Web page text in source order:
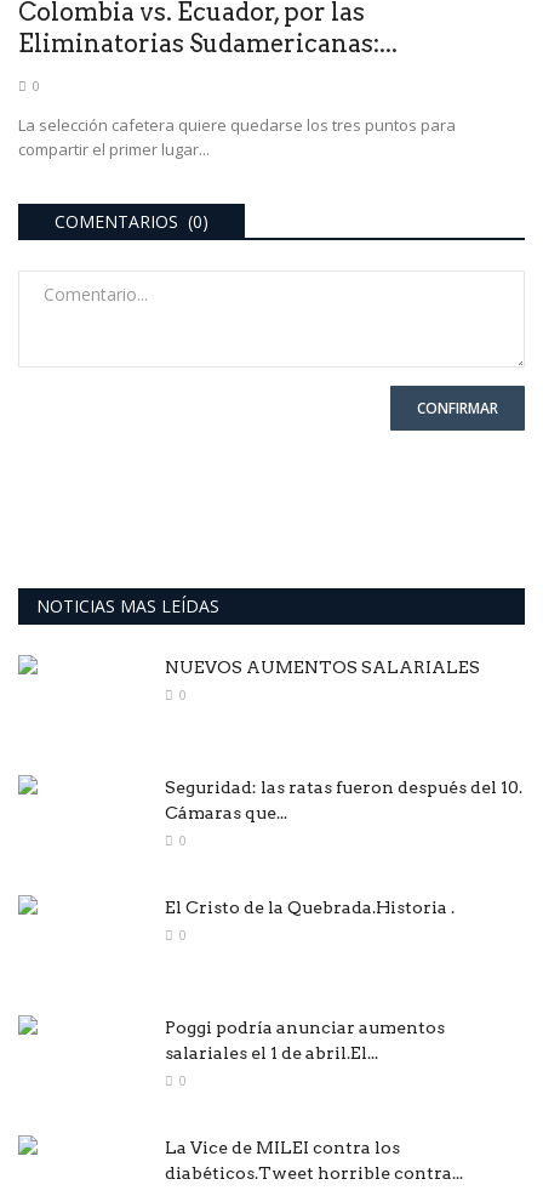
Colombia vs. Ecuador, por las
Eliminatorias Sudamericanas:...
0
La selección cafetera quiere quedarse los tres puntos para
compartir el primer lugar...
COMENTARIOS (0)
CONFIRMAR
NOTICIAS MAS LEÍDAS
NUEVOS AUMENTOS SALARIALES
0
Seguridad: las ratas fueron después del 10.
Cámaras que...
0
El Cristo de la Quebrada.Historia .
0
Poggi podría anunciar aumentos
salariales el 1 de abril.El...
0
La Vice de MILEI contra los
diabéticos.Tweet horrible contra...